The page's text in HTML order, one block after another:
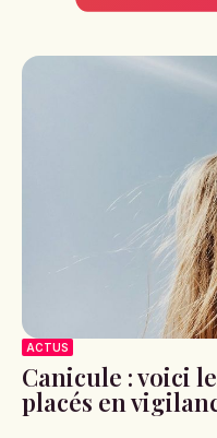
ACTUS
Canicule : voici
placés en